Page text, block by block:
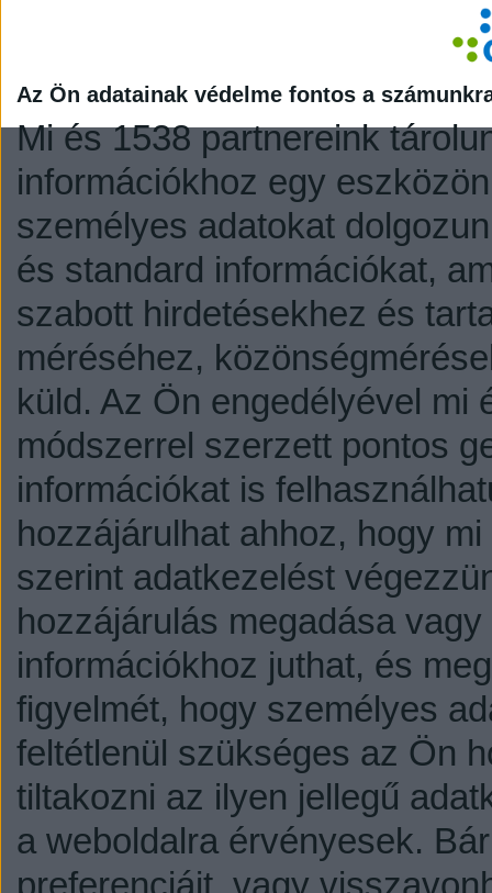
Az Ön adatainak védelme fontos a
Mi és 1538 partnereink
információkhoz egy
személyes adatokat
és standard információkat,
szabott hirdetésekhez és
méréséhez,
küld. Az Ön engedélyével mi
módszerrel szerzett pontos
információkat is
hozzájárulhat ahhoz, hogy
szerint adatkezelést
hozzájárulás megadása
információkhoz juthat, és
figyelmét, hogy személyes
feltétlenül szükséges az Ön
tiltakozni az ilyen jellegű
a weboldalra érvényesek.
preferenciáit, vagy